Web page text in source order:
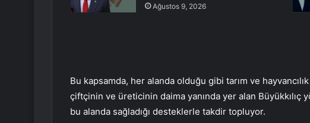
Ağustos 9, 2026
Bu kapsamda, her alanda olduğu gibi tarım ve
çiftçinin ve üreticinin daima yanında yer alan
bu alanda sağladığı desteklerle takdir topluyor.